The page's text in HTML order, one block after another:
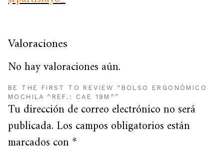
Valoraciones
No hay valoraciones aún.
BE THE FIRST TO REVIEW “BOLSO ERGONÓMICO
MOCHILA ^REF.: CAE 19M^”
Tu dirección de correo electrónico no será
publicada. Los campos obligatorios están
marcados con*